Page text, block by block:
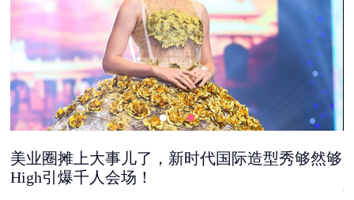
美业圈摊上大事儿了，新时代国际造型秀够然够
High引爆千人会场！